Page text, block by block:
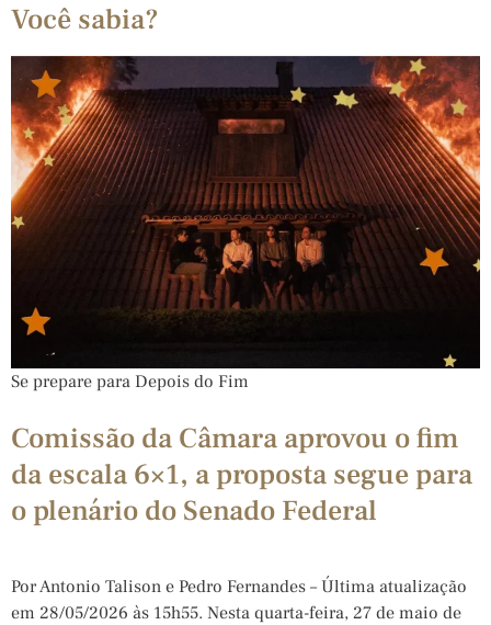
Você sabia?
Se prepare para Depois do Fim
Comissão da Câmara aprovou o fim
da escala 6×1, a proposta segue para
o plenário do Senado Federal
Por Antonio Talison e Pedro Fernandes – Última atualização
em 28/05/2026 às 15h55. Nesta quarta-feira, 27 de maio de